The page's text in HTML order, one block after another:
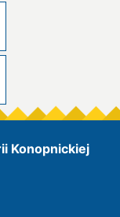
Konopnickiej